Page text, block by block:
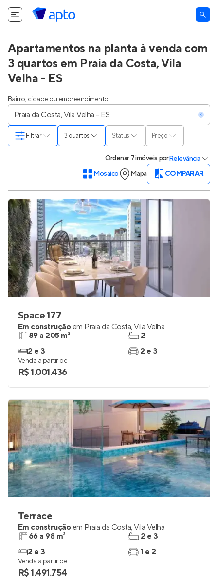
Apartamentos na planta à venda com
3 quartos em Praia da Costa, Vila
Velha - ES
Bairro, cidade ou empreendimento
3 quartos Status Preço
Filtrar
Ordenar 7 imóveis porRelevância
Mosaico
Mapa COMPARAR
Space 177
Em construção em Praia da Costa,Vila Velha
89 a 205 m²
2 e 3
2
2 e 3
Venda a partir de
R$ 1.001.436
Terrace
Em construção em Praia da Costa,Vila Velha
66 a 98 m²
2 e 3
2 e 3
1 e 2
Venda a partir de
R$ 1.491.754